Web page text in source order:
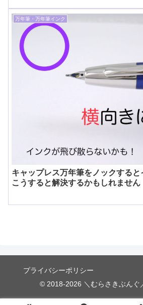
万年筆・万年筆インク
キャップレス万年筆をノックすると
こうすると解決するかもしれません
プライバシーポリシー
© 2018-2026 ＼むらさきぶんぐ